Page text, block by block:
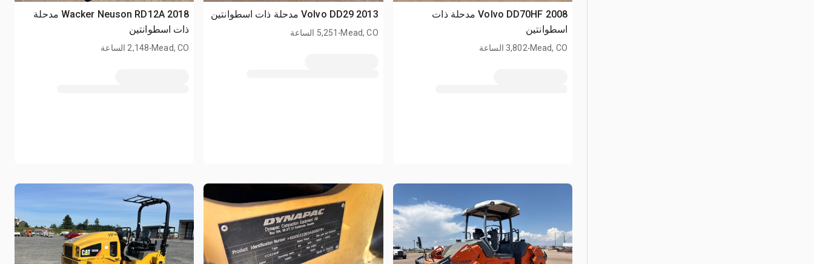
2008 Volvo DD70HF مدحلة ذات
اسطوانتين
Mead, CO
.3,802 الساعة
2013 Volvo DD29 مدحلة ذات اسطوانتين
Mead, CO
. 5,251 الساعة
2018 Wacker Neuson RD12A مدحلة
ذات اسطوانتين
Mead, CO
.2,148 الساعة